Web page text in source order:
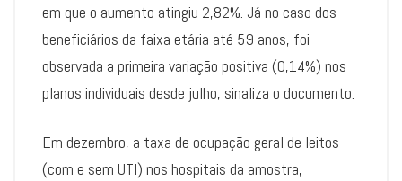
em que o aumento atingiu 2,82%. Já no caso dos
beneficiários da faixa etária até 59 anos, foi
observada a primeira variação positiva (0,14%) nos
planos individuais desde julho, sinaliza o documento.
Em dezembro, a taxa de ocupação geral de leitos
(com e sem UTI) nos hospitais da amostra,